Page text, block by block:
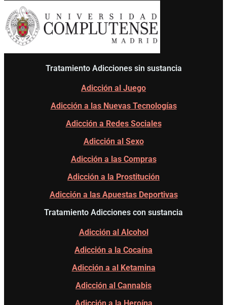
Tratamiento Adicciones sin sustancia
Adicción al Juego
Adicción a las Nuevas Tecnologías
Adicción a Redes Sociales
Adicción al Sexo
Adicción a las Compras
Adicción a la Prostitución
Adicción a las Apuestas Deportivas
Tratamiento Adicciones con sustancia
Adicción al Alcohol
Adicción a la Cocaína
Adicción a al Ketamina
Adicción al Cannabis